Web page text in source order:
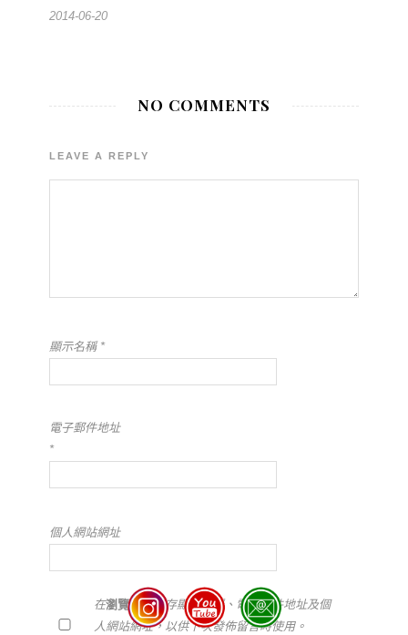
2014-06-20
NO COMMENTS
LEAVE A REPLY
顯示名稱 *
電子郵件地址
*
個人網站網址
在瀏覽器中儲存顯示名稱、電子郵件地址及個
人網站網址，以供下次發佈留言時使用。